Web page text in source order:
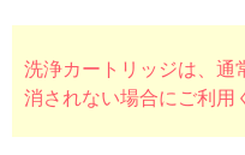
洗浄カートリッジは、通
消されない場合にご利用